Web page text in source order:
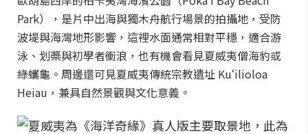
Park），是片中出海與獨木舟航行場景的拍攝地，受防
波堤與海灣地形影響，這裡水面通常相對平穩，適合游
泳、划槳與初學者衝浪，也有機會看見夏威夷僧海豹或
綠蠵龜。周邊還可見夏威夷傳統宗教遺址 Kuʻilioloa
Heiau，兼具自然景觀與文化意義。